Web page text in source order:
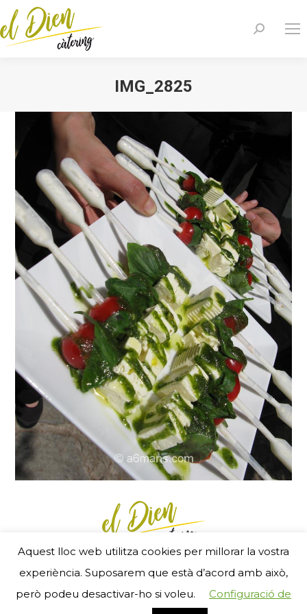
Search:
IMG_2825
You are here:
Menú Footer
- RGSEAA 25240 11 05 2 5 00007 - © 2017
ZigZag new mediai
Aquest lloc web utilitza cookies per millorar la vostra
experiència. Suposarem que està d’acord amb això,
però podeu desactivar-ho si voleu.
Configuració de